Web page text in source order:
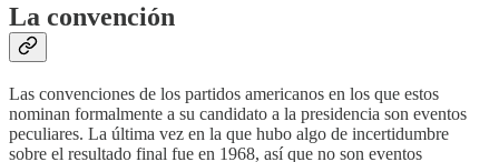
La convención
Las convenciones de los partidos americanos en los que estos
nominan formalmente a su candidato a la presidencia son eventos
peculiares. La última vez en la que hubo algo de incertidumbre
sobre el resultado final fue en 1968, así que no son eventos